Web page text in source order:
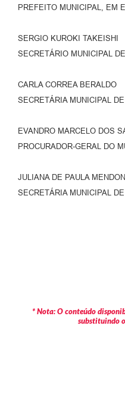
PREFEITO MUNICIPAL, EM
SERGIO KUROKI TAKEISHI
SECRETÁRIO MUNICIPAL
CARLA CORREA BERALDO
SECRETÁRIA MUNICIPAL
EVANDRO MARCELO DOS
PROCURADOR-GERAL DO
JULIANA DE PAULA
SECRETÁRIA MUNICIPAL
* Nota: O conteúdo
substituindo